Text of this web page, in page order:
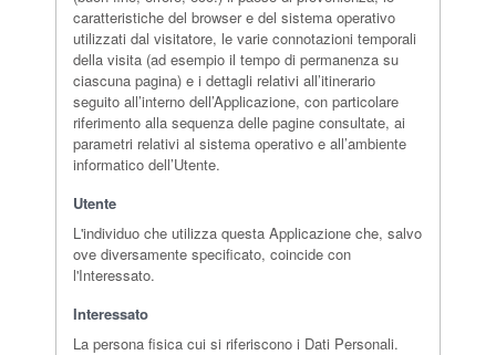
caratteristiche del browser e del sistema operativo
utilizzati dal visitatore, le varie connotazioni temporali
della visita (ad esempio il tempo di permanenza su
ciascuna pagina) e i dettagli relativi all’itinerario
seguito all’interno dell’Applicazione, con particolare
riferimento alla sequenza delle pagine consultate, ai
parametri relativi al sistema operativo e all’ambiente
informatico dell’Utente.
Utente
L'individuo che utilizza questa Applicazione che, salvo
ove diversamente specificato, coincide con
l'Interessato.
Interessato
La persona fisica cui si riferiscono i Dati Personali.